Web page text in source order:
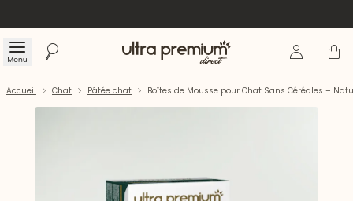
Menu Rechercher Accueil Se Panier
Accueil Chat Pâtée chat Boîtes de Mousse pour Chat Sans Céréales –